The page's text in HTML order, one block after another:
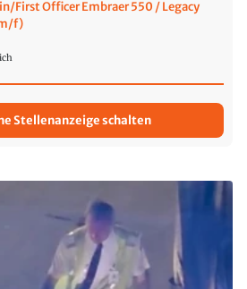
First Officer Embraer 550 / Legacy
f)
Stellenanzeige schalten